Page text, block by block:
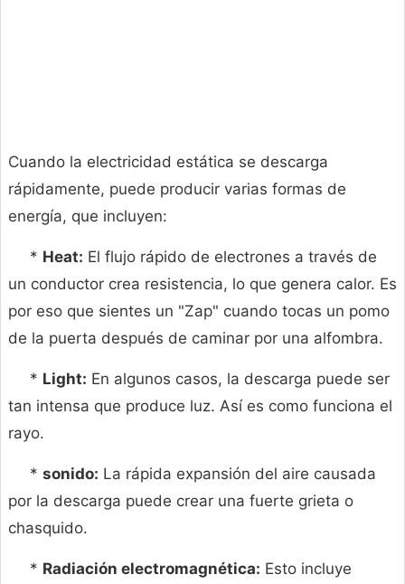
Cuando la electricidad estática se descarga
rápidamente, puede producir varias formas de
energía, que incluyen:
* Heat: El flujo rápido de electrones a través de
un conductor crea resistencia, lo que genera calor. Es
por eso que sientes un "Zap" cuando tocas un pomo
de la puerta después de caminar por una alfombra.
* Light: En algunos casos, la descarga puede ser
tan intensa que produce luz. Así es como funciona el
rayo.
* sonido: La rápida expansión del aire causada
por la descarga puede crear una fuerte grieta o
chasquido.
* Radiación electromagnética: Esto incluye